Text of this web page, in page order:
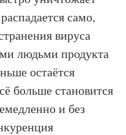
само,
вируса
людьми продукта
остаётся
больше становится
и без